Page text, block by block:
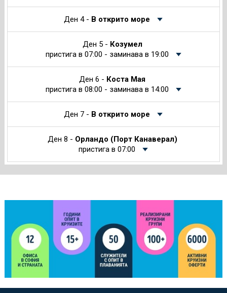
Ден 4 - В открито море
Ден 5 - Козумел
пристига в 07:00 - заминава в 19:00
Ден 6 - Коста Мая
пристига в 08:00 - заминава в 14:00
Ден 7 - В открито море
Ден 8 - Орландо (Порт Канаверал)
пристига в 07:00